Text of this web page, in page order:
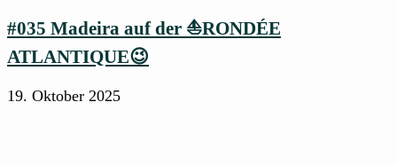
#035 Madeira auf der ⛵RONDÉE
ATLANTIQUE😉
19. Oktober 2025